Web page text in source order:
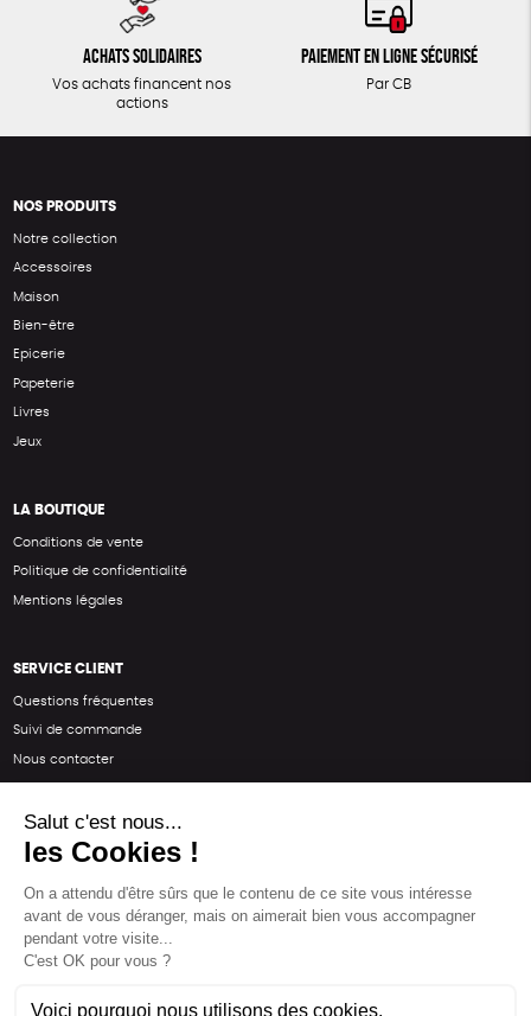
Achats solidaires
Vos achats financent nos
actions
Paiement en ligne sécurisé
Par CB
NOS PRODUITS
Notre collection
Accessoires
Maison
Bien-être
Epicerie
Papeterie
Livres
Jeux
LA BOUTIQUE
Conditions de vente
Politique de confidentialité
Mentions légales
SERVICE CLIENT
Questions fréquentes
Suivi de commande
Nous contacter
SUIVEZ-NOUS